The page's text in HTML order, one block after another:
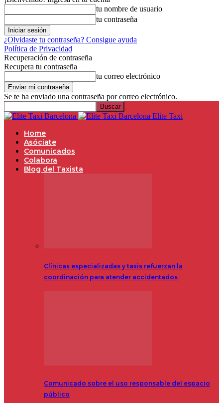
tu nombre de usuario
tu contraseña
¿Olvidaste tu contraseña? Consigue ayuda
Política de Privacidad
Recuperación de contraseña
Recupera tu contraseña
tu correo electrónico
Se te ha enviado una contraseña por correo electrónico.
Elite Taxi
Home
Asóciate
Comunicados
Colabora
Blog del Taxista
Clínicas especializadas y taxis refuerzan la
coordinación para atender accidentados
Comunicado sobre el uso responsable del espacio
público